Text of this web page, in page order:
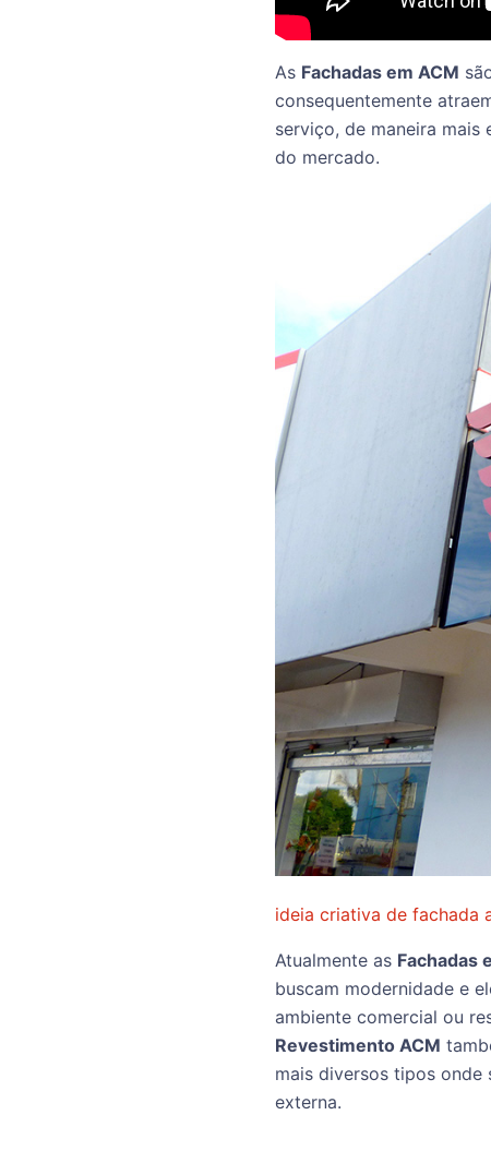
As Fachadas em ACM
consequentemente
serviço, de maneira
do mercado.
ideia criativa de fachada
Atualmente as Fachadas
buscam modernidade e
ambiente comercial ou
Revestimento ACM
mais diversos tipos onde
externa.